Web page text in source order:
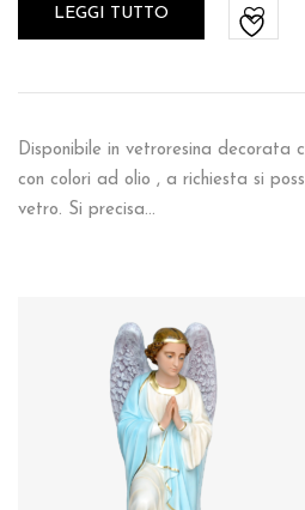
LEGGI TUTTO
Disponibile in vetroresina decorata
con colori ad olio , a richiesta si
vetro. Si precisa…